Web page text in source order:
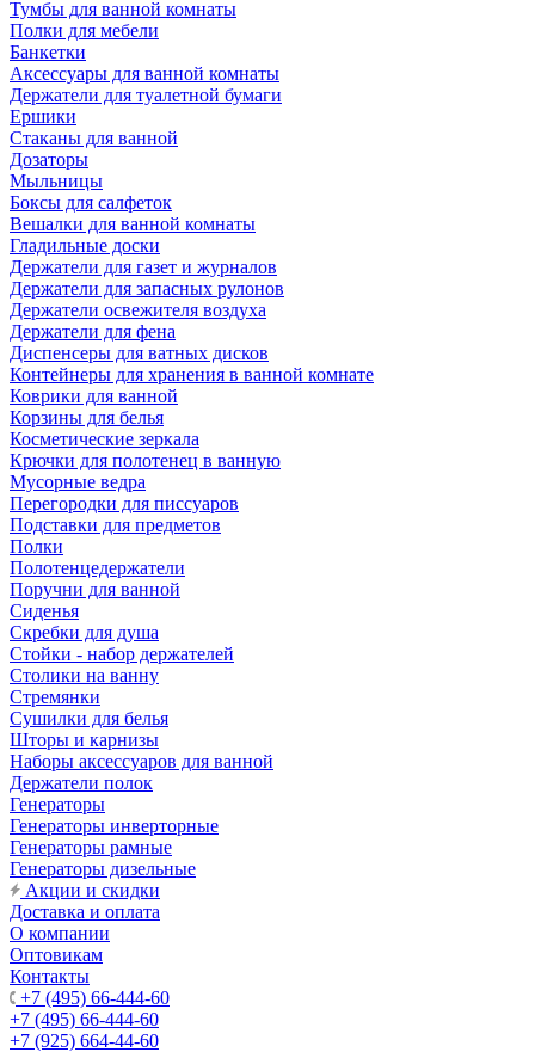
Тумбы для ванной комнаты
Полки для мебели
Банкетки
Аксессуары для ванной комнаты
Держатели для туалетной бумаги
Ершики
Стаканы для ванной
Дозаторы
Мыльницы
Боксы для салфеток
Вешалки для ванной комнаты
Гладильные доски
Держатели для газет и журналов
Держатели для запасных рулонов
Держатели освежителя воздуха
Держатели для фена
Диспенсеры для ватных дисков
Контейнеры для хранения в ванной комнате
Коврики для ванной
Корзины для белья
Косметические зеркала
Крючки для полотенец в ванную
Мусорные ведра
Перегородки для писсуаров
Подставки для предметов
Полки
Полотенцедержатели
Поручни для ванной
Сиденья
Скребки для душа
Стойки - набор держателей
Столики на ванну
Стремянки
Сушилки для белья
Шторы и карнизы
Наборы аксессуаров для ванной
Держатели полок
Генераторы
Генераторы инверторные
Генераторы рамные
Генераторы дизельные
Акции и скидки
Доставка и оплата
О компании
Оптовикам
Контакты
+7 (495) 66-444-60
+7 (495) 66-444-60
+7 (925) 664-44-60